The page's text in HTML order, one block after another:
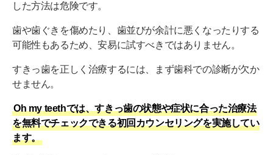
した方法は危険です。
歯や歯ぐきを傷めたり、歯並びが余計に悪くなったりする
可能性もあるため、安易に試すべきではありません。
すきっ歯を正しく治療するには、まず歯科での診断が欠か
せません。
Oh my teethでは、すきっ歯の状態や症状に合った治療法
を無料でチェックできる初回カウンセリングを実施してい
ます。